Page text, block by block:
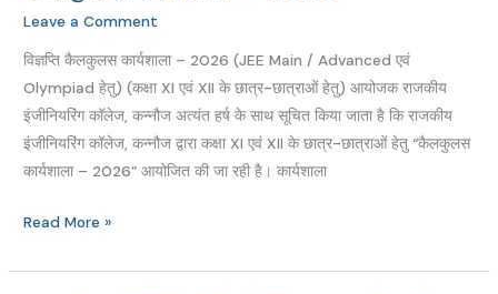
Leave a Comment
विज्ञप्ति कैलकुलस कार्यशाला – 2026 (JEE Main / Advanced एवं
Olympiad हेतु) (कक्षा XI एवं XII के छात्र-छात्राओं हेतु) आयोजक राजकीय
इंजीनियरिंग कॉलेज, कन्नौज अत्यंत हर्ष के साथ सूचित किया जाता है कि राजकीय
इंजीनियरिंग कॉलेज, कन्नौज द्वारा कक्षा XI एवं XII के छात्र-छात्राओं हेतु “कैलकुलस
कार्यशाला – 2026” आयोजित की जा रही है। कार्यशाला
कार्यशाला
–
2026
Read More »